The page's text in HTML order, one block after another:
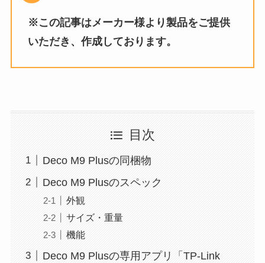
※この記事はメーカー様より製品をご提供
いただき、作成しております。
目次
Deco M9 Plusの同梱物
Deco M9 Plusのスペック
外観
サイズ・重量
機能
Deco M9 Plusの専用アプリ「TP-Link